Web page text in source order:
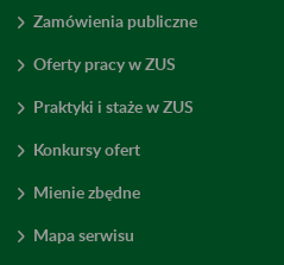
Zamówienia publiczne
Oferty pracy w ZUS
Praktyki i staże w ZUS
Konkursy ofert
Mienie zbędne
Mapa serwisu